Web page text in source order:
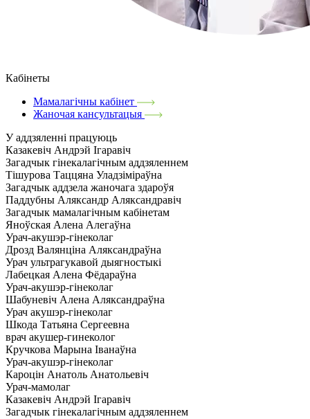
Кабінеты
Мамалагічны кабінет
Жаночая кансультацыя
У аддзяленні працуюць
Казакевіч Андрэй Ігаравіч
Загадчык гінекалагічным аддзяленнем
Тішурова Таццяна Уладзіміраўна
Загадчык аддзела жаночага здароўя
Паддубны Аляксандр Аляксандравіч
Загадчык мамалагічным кабінетам
Яноўская Алена Алегаўна
Урач-акушэр-гінеколаг
Дрозд Валянціна Аляксандраўна
Урач ультрагукавой дыягностыкі
Лабецкая Алена Фёдараўна
Урач-акушэр-гінеколаг
Шабуневіч Алена Аляксандраўна
Урач акушэр-гінеколаг
Шкода Татьяна Сергеевна
врач акушер-гинеколог
Кручкова Марына Іванаўна
Урач-акушэр-гінеколаг
Кароцін Анатоль Анатольевіч
Урач-мамолаг
Казакевіч Андрэй Ігаравіч
Загадчык гінекалагічным аддзяленнем